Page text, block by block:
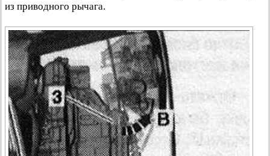
из приводного рычага.